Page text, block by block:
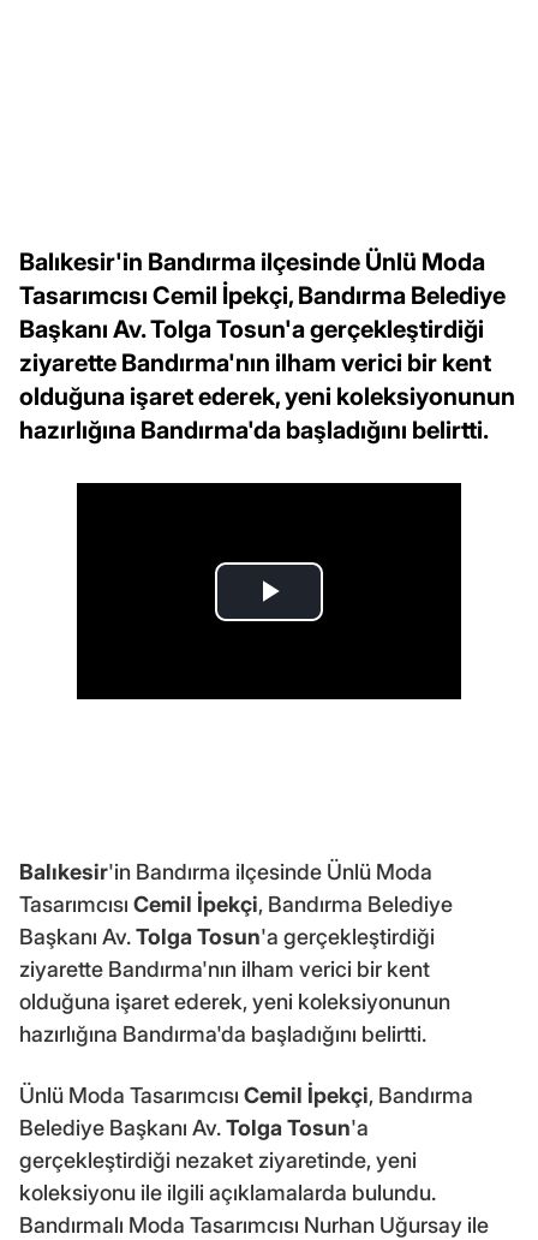
Balıkesir'in Bandırma ilçesinde Ünlü Moda
Tasarımcısı Cemil İpekçi, Bandırma Belediye
Başkanı Av. Tolga Tosun'a gerçekleştirdiği
ziyarette Bandırma'nın ilham verici bir kent
olduğuna işaret ederek, yeni koleksiyonunun
hazırlığına Bandırma'da başladığını belirtti.
Balıkesir'in Bandırma ilçesinde Ünlü Moda
Tasarımcısı Cemil İpekçi, Bandırma Belediye
Başkanı Av.Tolga Tosun'a gerçekleştirdiği
ziyarette Bandırma'nın ilham verici bir kent
olduğuna işaret ederek, yeni koleksiyonunun
hazırlığına Bandırma'da başladığını belirtti.
Ünlü Moda Tasarımcısı Cemil İpekçi, Bandırma
Belediye Başkanı Av.Tolga Tosun'a
gerçekleştirdiği nezaket ziyaretinde, yeni
koleksiyonu ile ilgili açıklamalarda bulundu.
Bandırmalı Moda Tasarımcısı Nurhan Uğursay ile